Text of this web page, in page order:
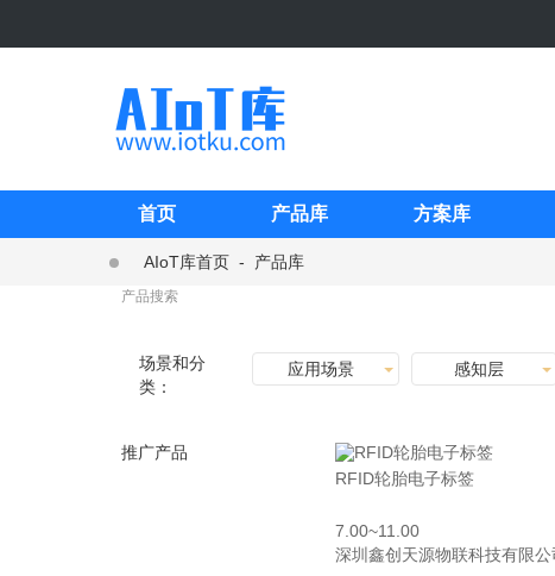
首页 产品库 方案库
AIoT库首页 -
产品库
场景和分
类：
应用场景 感知层
推广产品
RFID轮胎电子标签
7.00~11.00
深圳鑫创天源物联科技有限公